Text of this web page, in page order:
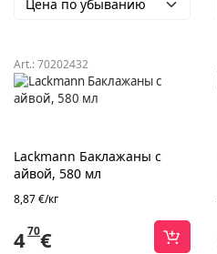
Цена по убыванию
Art.:70202432
Lackmann Баклажаны с
айвой, 580 мл
8,87 €/кг
470€